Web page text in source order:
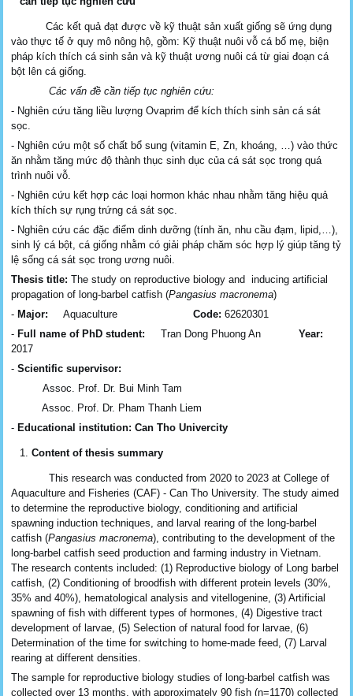
Các kết quả đạt được về kỹ thuật sản xuất giống sẽ ứng dụng
vào thực tế ở quy mô nông hộ, gồm: Kỹ thuật nuôi vỗ cá bố mẹ, biện
pháp kích thích cá sinh sản và kỹ thuật ương nuôi cá từ giai đoạn cá
bột lên cá giống.
Các vấn đề cần tiếp tục nghiên cứu:
- Nghiên cứu tăng liều lượng Ovaprim để kích thích sinh sản cá sát
sọc.
- Nghiên cứu một số chất bổ sung (vitamin E, Zn, khoáng, …) vào thức
ăn nhằm tăng mức độ thành thục sinh dục của cá sát sọc trong quá
trình nuôi vỗ.
- Nghiên cứu kết hợp các loại hormon khác nhau nhằm tăng hiệu quả
kích thích sự rụng trứng cá sát sọc.
- Nghiên cứu các đặc điểm dinh dưỡng (tính ăn, nhu cầu đạm, lipid,…),
sinh lý cá bột, cá giống nhằm có giải pháp chăm sóc hợp lý giúp tăng tỷ
lệ sống cá sát sọc trong ương nuôi.
Thesis title: The study on reproductive biology and inducing artificial
propagation of long-barbel catfish (Pangasius macronema)
- Major: AquacultureCode: 62620301
- Full name of PhD student: Tran Dong Phuong AnYear:
2017
-Scientific supervisor:
Assoc. Prof. Dr. Bui Minh Tam
Assoc. Prof. Dr. Pham Thanh Liem
- Educational institution: Can Tho Univercity
Content of thesis summary
This research was conducted from 2020 to 2023 at College of
Aquaculture and Fisheries (CAF) - Can Tho University. The study aimed
to determine the reproductive biology, conditioning and artificial
spawning induction techniques, and larval rearing of the long-barbel
catfish (Pangasius macronema), contributing to the development of the
long-barbel catfish seed production and farming industry in Vietnam.
The research contents included: (1) Reproductive biology of Long barbel
catfish, (2) Conditioning of broodfish with different protein levels (30%,
35% and 40%), hematological analysis and vitellogenine, (3) Artificial
spawning of fish with different types of hormones, (4) Digestive tract
development of larvae, (5) Selection of natural food for larvae, (6)
Determination of the time for switching to home-made feed, (7) Larval
rearing at different densities.
The sample for reproductive biology studies of long-barbel catfish was
collected over 13 months, with approximately 90 fish (n=1170) collected